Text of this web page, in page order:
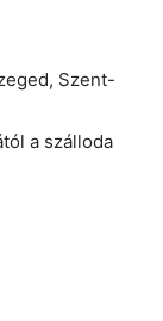
Szent-
a szálloda